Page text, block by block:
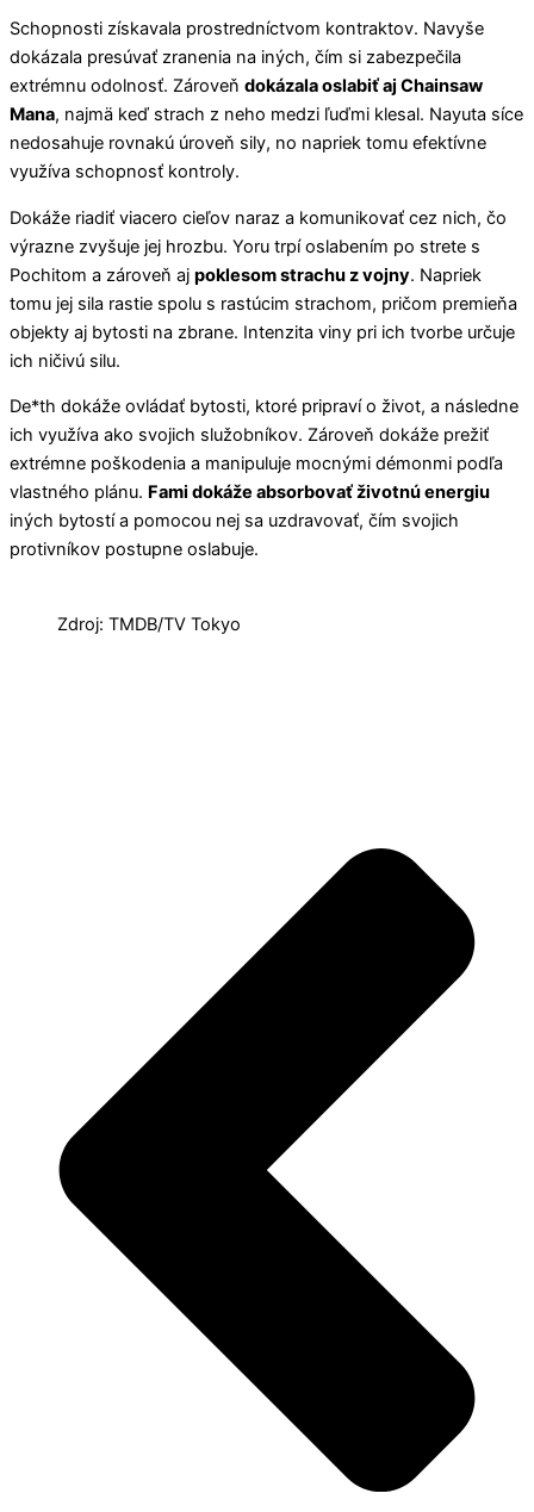
Schopnosti získavala prostredníctvom kontraktov. Navyše
dokázala presúvať zranenia na iných, čím si zabezpečila
extrémnu odolnosť. Zároveň dokázala oslabiť aj Chainsaw
Mana, najmä keď strach z neho medzi ľuďmi klesal. Nayuta síce
nedosahuje rovnakú úroveň sily, no napriek tomu efektívne
využíva schopnosť kontroly.
Dokáže riadiť viacero cieľov naraz a komunikovať cez nich, čo
výrazne zvyšuje jej hrozbu. Yoru trpí oslabením po strete s
Pochitom a zároveň aj poklesom strachu z vojny. Napriek
tomu jej sila rastie spolu s rastúcim strachom, pričom premieňa
objekty aj bytosti na zbrane. Intenzita viny pri ich tvorbe určuje
ich ničivú silu.
De*th dokáže ovládať bytosti, ktoré pripraví o život, a následne
ich využíva ako svojich služobníkov. Zároveň dokáže prežiť
extrémne poškodenia a manipuluje mocnými démonmi podľa
vlastného plánu. Fami dokáže absorbovať životnú energiu
iných bytostí a pomocou nej sa uzdravovať, čím svojich
protivníkov postupne oslabuje.
Zdroj: TMDB/TV Tokyo